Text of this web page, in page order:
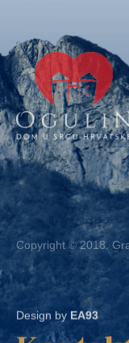
Copyright © 2018.
Design byEA93